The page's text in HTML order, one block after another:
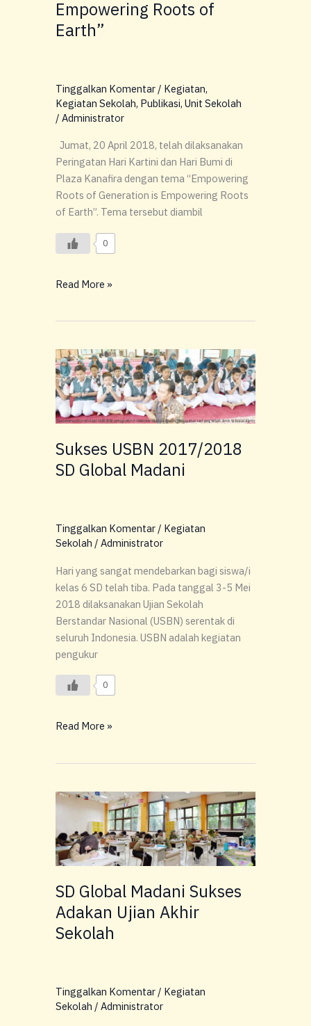
Empowering Roots of
Earth”
Tinggalkan Komentar / Kegiatan,
Kegiatan Sekolah, Publikasi, Unit Sekolah
/ Administrator
Jumat, 20 April 2018, telah dilaksanakan
Peringatan Hari Kartini dan Hari Bumi di
Plaza Kanafira dengan tema “Empowering
Roots of Generation is Empowering Roots
of Earth”. Tema tersebut diambil
0
SMA
GLOBAL
MADANI
of
Generation
is
Empowering
Roots
of
Earth”
Read More »
Sukses USBN 2017/2018
SD Global Madani
Tinggalkan Komentar / Kegiatan
Sekolah / Administrator
Hari yang sangat mendebarkan bagi siswa/i
kelas 6 SD telah tiba. Pada tanggal 3-5 Mei
2018 dilaksanakan Ujian Sekolah
Berstandar Nasional (USBN) serentak di
seluruh Indonesia. USBN adalah kegiatan
pengukur
0
Sukses
USBN
2017/2018
SD
Global
Madani
Read More »
SD Global Madani Sukses
Adakan Ujian Akhir
Sekolah
Tinggalkan Komentar / Kegiatan
Sekolah / Administrator
SD
Madani
Sukses
Adakan
Ujian
Akhir
Sekolah